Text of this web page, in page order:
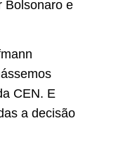
Bolsonaro e
CEN. E
a decisão